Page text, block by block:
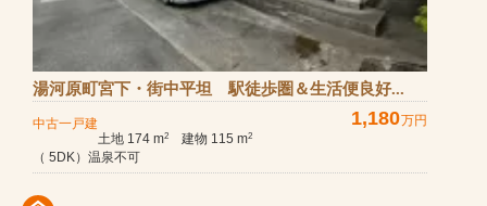
湯河原町宮下・街中平坦 駅徒歩圏＆生活便良好...
中古一戸建 1,180万円
土地 174 m2 建物 115 m2
（ 5DK）温泉不可